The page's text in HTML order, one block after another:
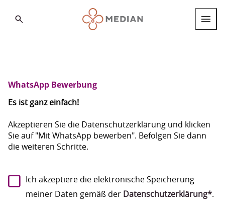
Search
Internationale Fachkräfte
Über MEDIAN
Deutsch
Deutsch
English
WhatsApp Bewerbung
Es ist ganz einfach!
Akzeptieren Sie die Datenschutzerklärung und klicken
Sie auf "Mit WhatsApp bewerben". Befolgen Sie dann
die weiteren Schritte.
Ich akzeptiere die elektronische Speicherung
meiner Daten gemäß der Datenschutzerklärung*.